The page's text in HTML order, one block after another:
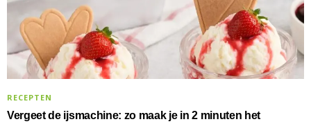
RECEPTEN
Vergeet de ijsmachine: zo maak je in 2 minuten het